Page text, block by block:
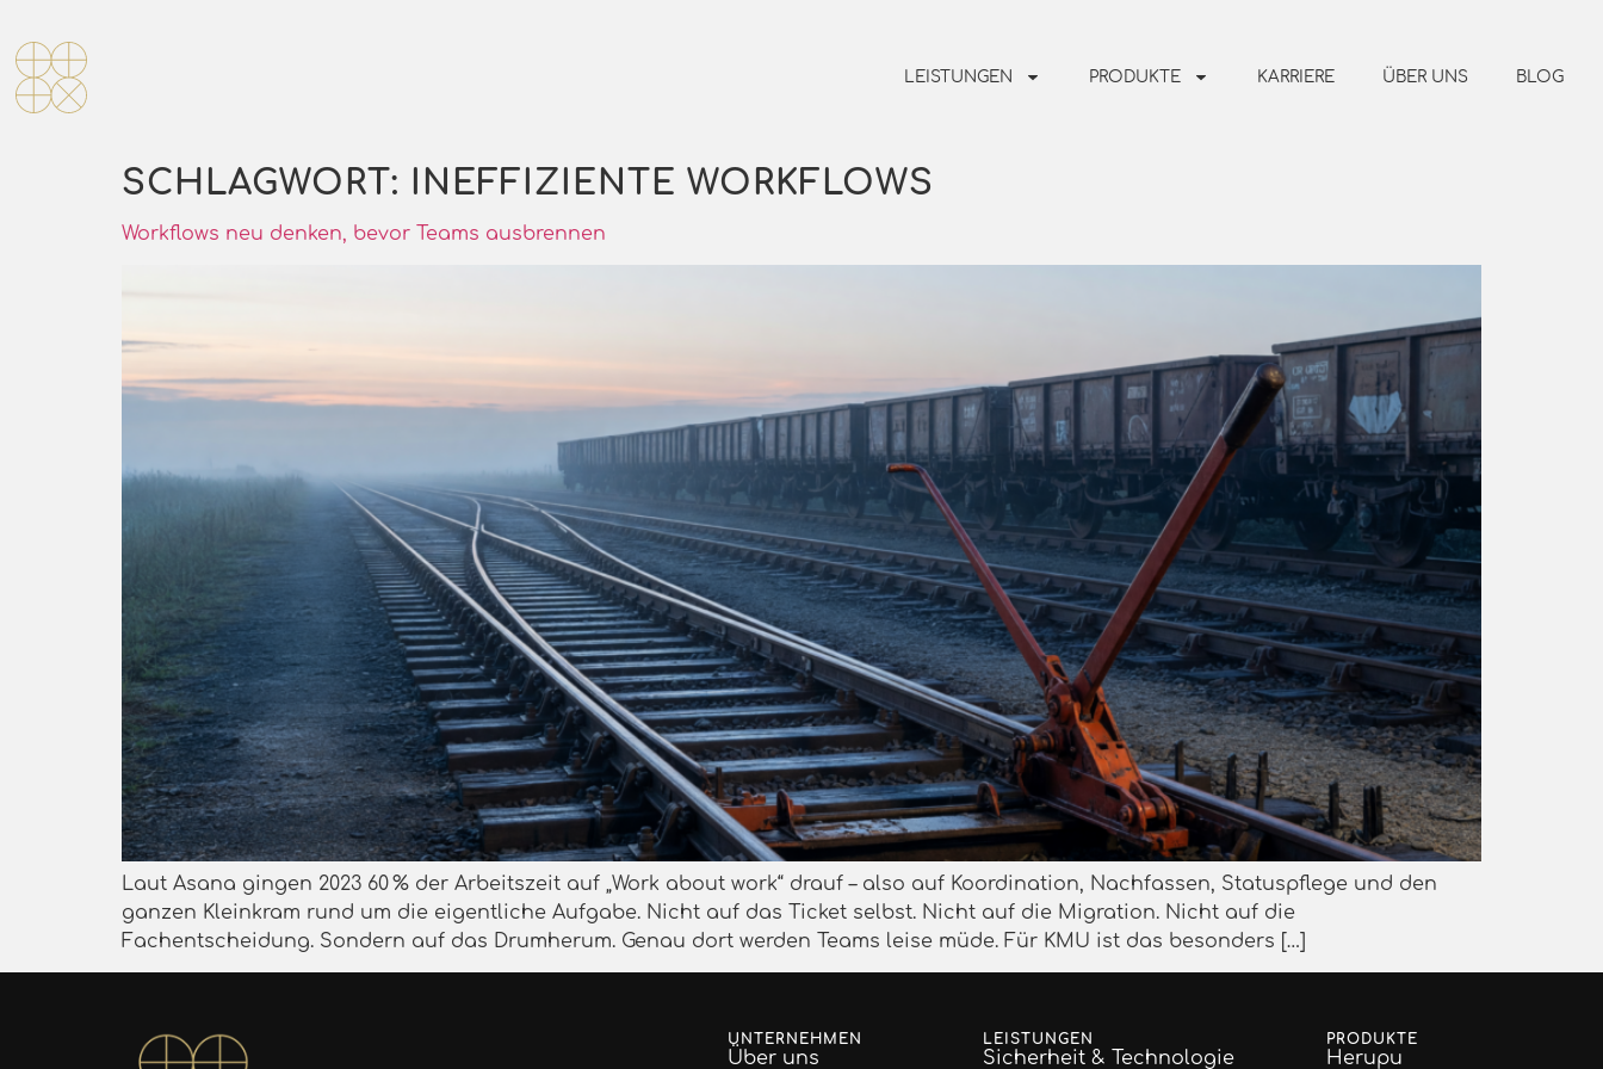
LEISTUNGEN PRODUKTE KARRIERE ÜBER UNS BLOG
SCHLAGWORT: INEFFIZIENTE WORKFLOWS
Workflows neu denken, bevor Teams ausbrennen
Laut Asana gingen 2023 60 % der Arbeitszeit auf „Work about work“ drauf – also auf Koordination, Nachfassen, Statuspflege und den
ganzen Kleinkram rund um die eigentliche Aufgabe. Nicht auf das Ticket selbst. Nicht auf die Migration. Nicht auf die
Fachentscheidung. Sondern auf das Drumherum. Genau dort werden Teams leise müde. Für KMU ist das besonders […]
UNTERNEHMEN
Über uns
LEISTUNGEN
Sicherheit & Technologie
PRODUKTE
Herupu